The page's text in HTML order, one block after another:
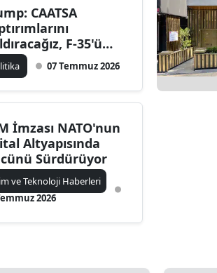
CAATSA
F-35'ü
07 Temmuz 2026
İmzası NATO'nun
Altyapısında
Sürdürüyor
ve Teknoloji Haberleri
2026